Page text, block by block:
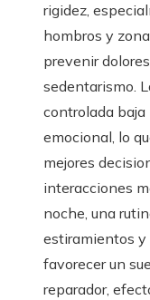
rigidez,
hombros y
prevenir
sedentarismo.
controlada
emocional, lo
mejores
interacciones
noche, una
estiramientos y
favorecer un
reparador,